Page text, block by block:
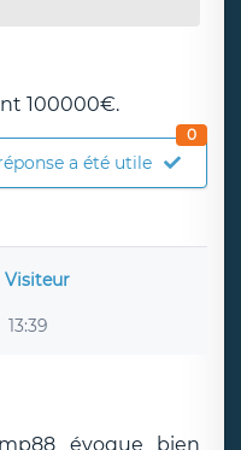
100000€.
a été utile
0
Visiteur
13:39
évoque bien